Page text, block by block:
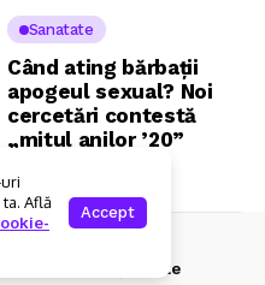
Sanatate
Când ating bărbații
apogeul sexual? Noi
cercetări contestă
„mitul anilor ’20”
De Confidențialitate
Află
Accept